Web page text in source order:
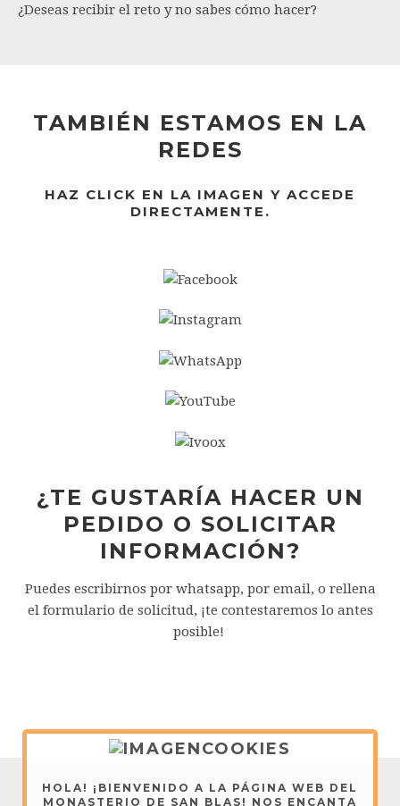
¿Deseas recibir el reto y no sabes cómo hacer?
TAMBIÉN ESTAMOS EN LA
REDES
HAZ CLICK EN LA IMAGEN Y ACCEDE
DIRECTAMENTE.
¿TE GUSTARÍA HACER UN
PEDIDO O SOLICITAR
INFORMACIÓN?
Puedes escribirnos por whatsapp, por email, o rellena
el formulario de solicitud, ¡te contestaremos lo antes
posible!
Editorial Vive de Cristo - Copyright © 2026
HOLA! ¡BIENVENIDO A LA PÁGINA WEB DEL
MONASTERIO DE SAN BLAS! NOS ENCANTA